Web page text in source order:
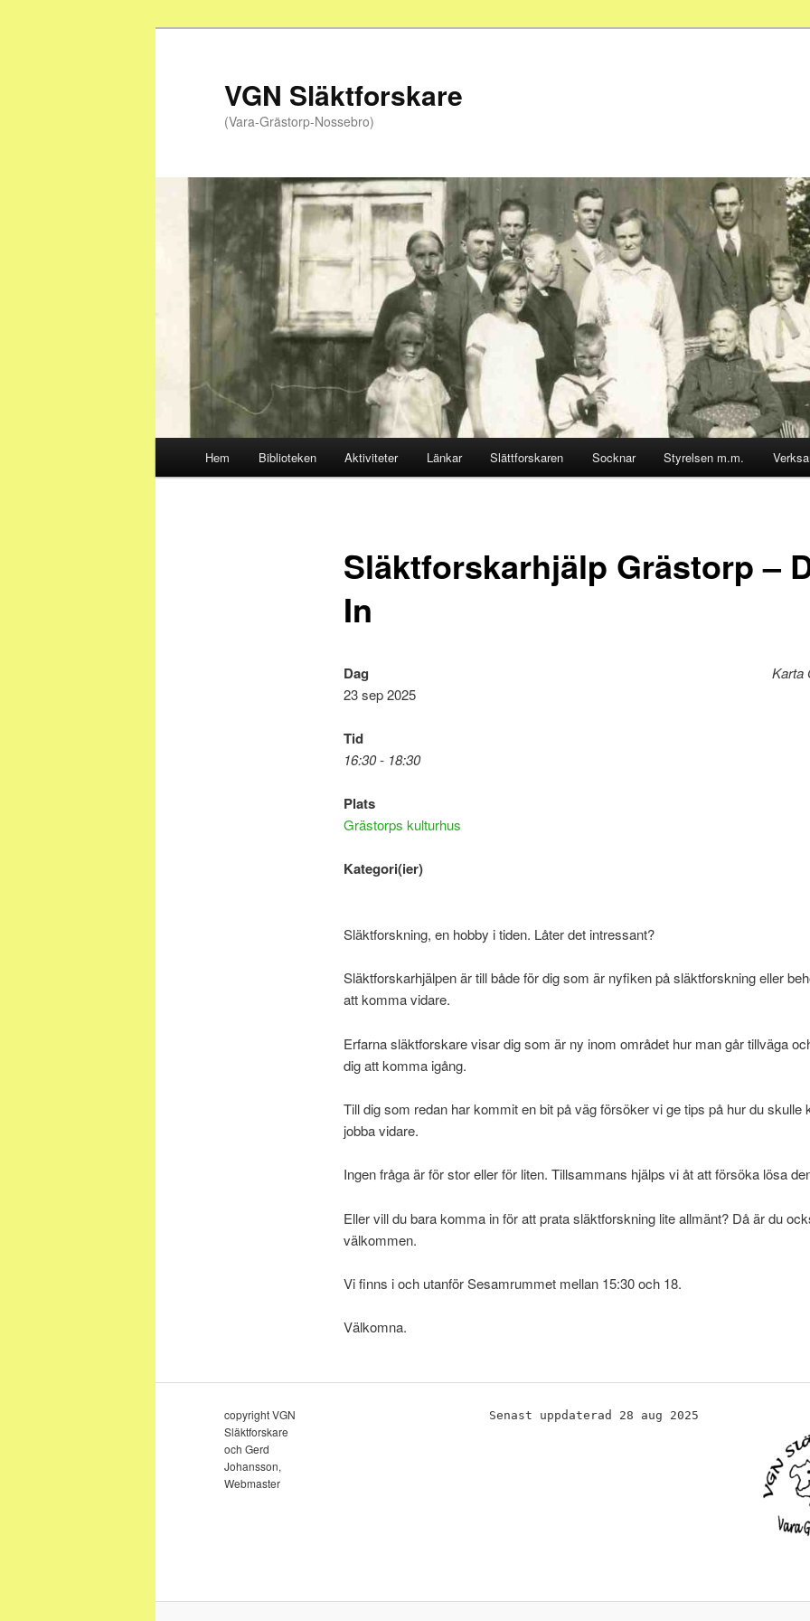
VGN Släktforskare
(Vara-Grästorp-Nossebro)
Hem Biblioteken Aktiviteter Länkar Slättforskaren Socknar Styrelsen m.m.
Släktforskarhjälp Grästorp –
In
Karta
Dag
23 sep 2025
Tid
16:30 - 18:30
Plats
Grästorps kulturhus
Kategori(ier)
Släktforskning, en hobby i tiden. Låter det intressant?
Släktforskarhjälpen är till både för dig som är nyfiken på släktforskning eller
att komma vidare.
Erfarna släktforskare visar dig som är ny inom området hur man går tillväga
dig att komma igång.
Till dig som redan har kommit en bit på väg försöker vi ge tips på hur du skulle
jobba vidare.
Ingen fråga är för stor eller för liten. Tillsammans hjälps vi åt att försöka lösa
Eller vill du bara komma in för att prata släktforskning lite allmänt? Då är du
välkommen.
Vi finns i och utanför Sesamrummet mellan 15:30 och 18.
Välkomna.
copyright VGN
Släktforskare
och Gerd
Johansson,
Webmaster
Senast uppdaterad 28 aug 2025